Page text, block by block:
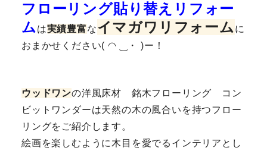
フローリング貼り替えリフォー
ム は実績豊富なイマガワリ フォーム に
おまかせください( ◠ ‿・ )ー！
ウッドワンの洋風床材 銘木フローリング コン
ビットワンダーは天然の木の風合いを持つフロー
リングをご紹介します。
絵画を楽しむように木目を愛でるインテリアとし